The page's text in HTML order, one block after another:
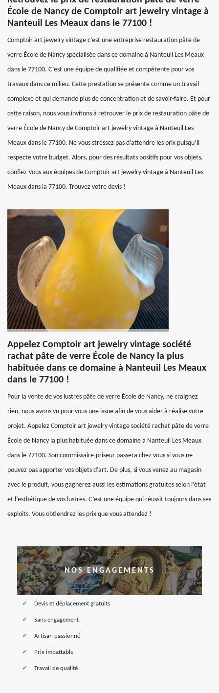
École de Nancy de Comptoir art jewelry vintage à
Nanteuil Les Meaux dans le 77100 !
Comptoir art jewelry vintage c’est une entreprise restauration pâte de
verre École de Nancy spécialisée dans ce domaine à Nanteuil Les Meaux
dans le 77100. C’est une équipe de qualifiée et compétente pour vos
travaux dans ce milieu. Cette prestation se présente comme un travail
complexe et qui demande plus de concentration et de savoir-faire. Et pour
cette raison, nous vous invitons à retrouver le prix de restauration pâte de
verre École de Nancy de Comptoir art jewelry vintage à Nanteuil Les
Meaux dans le 77100. Ne vous stressez pas d’attendre les prix puisqu’il
respecte votre budget. Alors, pour des résultats positifs pour vos objets,
confiez-vous aux équipes de Comptoir art jewelry vintage à Nanteuil Les
Meaux dans la 77100. Trouvez votre devis !
Appelez Comptoir art jewelry vintage société
rachat pâte de verre École de Nancy la plus
habituée dans ce domaine à Nanteuil Les Meaux
dans le 77100 !
Pour la vente de vos lustres pâte de verre École de Nancy, ne craignez
rien, nous avons vu pour vous une issue afin de vous aider à réalise votre
projet. Appelez Comptoir art jewelry vintage société rachat pâte de verre
École de Nancy la plus habituée dans ce domaine à Nanteuil Les Meaux
dans le 77100. Son commissaire-priseur passera chez vous si vous ne
pouvez pas apporter vos objets d’art. De plus, si vous venez au magasin
avec le produit, vous gagnerez aussi les estimations gratuites selon l’état
et l’esthétique de vos lustres. C’est une équipe qui réussit toujours dans ses
exploits. Vous obtiendrez les prix que vous attendez !
NOS ENGAGEMENTS
Devis et déplacement gratuits
Sans engagement
Artisan passionné
Prix imbattable
Travail de qualité